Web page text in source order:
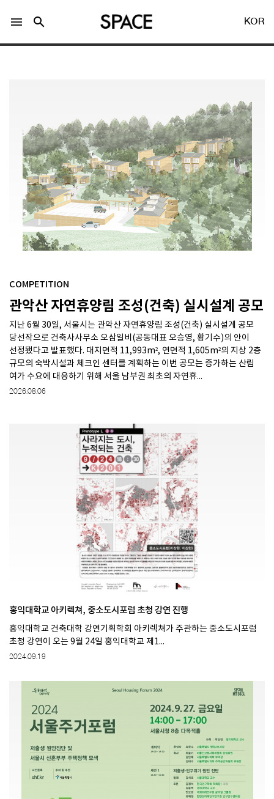
LOGIN 회원가입
Facebook 로그인
Twitter 로그인
Naver 로그인
SPACE 소개
공지사항
기사문의
광고문의
Contact
menu search KOR
COMPETITION
관악산 자연휴양림 조성(건축) 실시설계 공모
지난 6월 30일, 서울시는 관악산 자연휴양림 조성(건축) 실시설계 공모
당선작으로 건축사사무소 오삼일비(공동대표 오승영, 황기수)의 안이
선정됐다고 발표했다. 대지면적 11,993m², 연면적 1,605m²의 지상 2층
규모의 숙박시설과 체크인 센터를 계획하는 이번 공모는 증가하는 산림
여가 수요에 대응하기 위해 서울 남부권 최초의 자연휴...
2026.08.06
홍익대학교 아키렉쳐, 중소도시포럼 초청 강연 진행
홍익대학교 건축대학 강연기획학회 아키렉쳐가 주관하는 중소도시포럼
초청 강연이 오는 9월 24일 홍익대학교 제1...
2024.09.19